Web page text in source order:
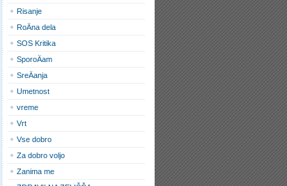
Risanje
RoÄna dela
SOS Kritika
SporoÄam
SreÄanja
Umetnost
vreme
Vrt
Vse dobro
Za dobro voljo
Zanima me